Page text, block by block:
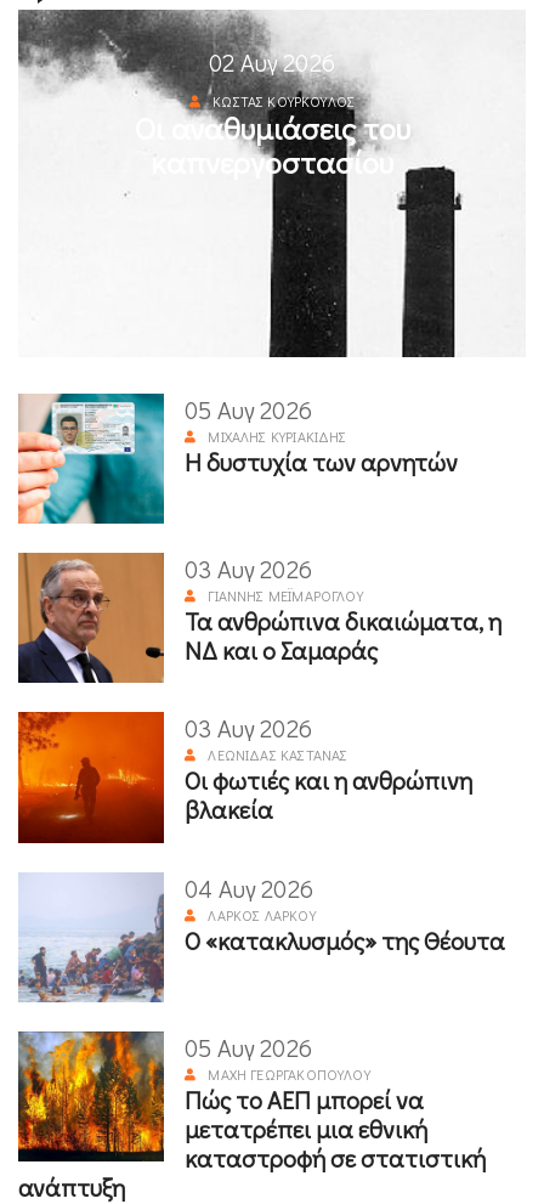
02 Αυγ 2026
ΚΏΣΤΑΣ ΚΟΎΡΚΟΥΛΟΣ
Οι αναθυμιάσεις του
καπνεργοστασίου
05 Αυγ 2026
ΜΙΧΆΛΗΣ ΚΥΡΙΑΚΊΔΗΣ
Η δυστυχία των αρνητών
03 Αυγ 2026
ΓΙΆΝΝΗΣ ΜΕΪΜΆΡΟΓΛΟΥ
Τα ανθρώπινα δικαιώματα, η
ΝΔ και ο Σαμαράς
03 Αυγ 2026
ΛΕΩΝΊΔΑΣ ΚΑΣΤΑΝΆΣ
Οι φωτιές και η ανθρώπινη
βλακεία
04 Αυγ 2026
ΛΆΡΚΟΣ ΛΆΡΚΟΥ
Ο «κατακλυσμός» της Θέουτα
05 Αυγ 2026
ΜΆΧΗ ΓΕΩΡΓΑΚΟΠΟΎΛΟΥ
Πώς το ΑΕΠ μπορεί να
μετατρέπει μια εθνική
καταστροφή σε στατιστική
ανάπτυξη